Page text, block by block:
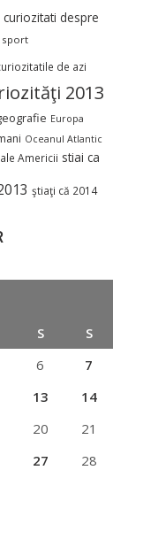
curiozitati despre
sport
de azi
2013
Europa
Oceanul Atlantic
Americii stiai ca
ştiaţi că 2014
S
S
6
7
13
14
20
21
27
28